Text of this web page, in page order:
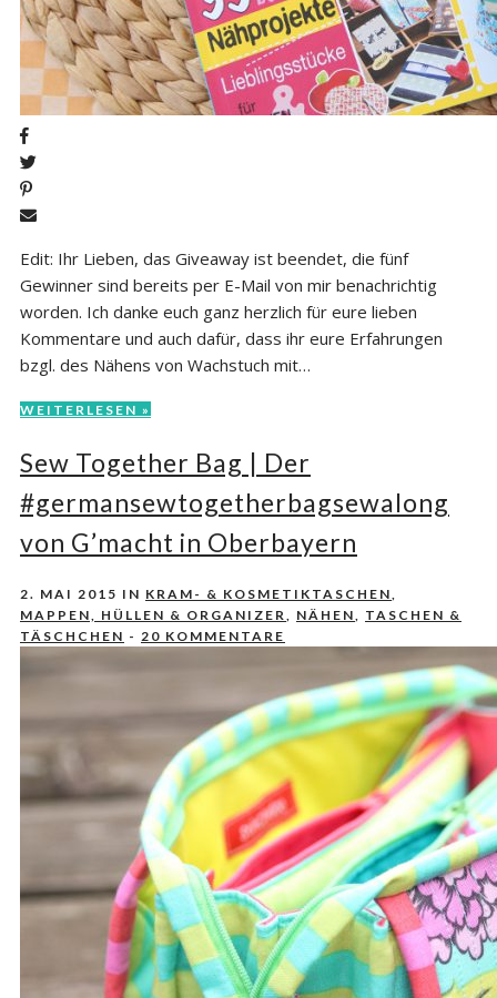
Edit: Ihr Lieben, das Giveaway ist beendet, die fünf
Gewinner sind bereits per E-Mail von mir benachrichtig
worden. Ich danke euch ganz herzlich für eure lieben
Kommentare und auch dafür, dass ihr eure Erfahrungen
bzgl. des Nähens von Wachstuch mit…
WEITERLESEN »
Sew Together Bag | Der
#germansewtogetherbagsewalong
von G’macht in Oberbayern
2. MAI 2015 IN KRAM- & KOSMETIKTASCHEN,
MAPPEN, HÜLLEN & ORGANIZER, NÄHEN, TASCHEN &
TÄSCHCHEN - 20 KOMMENTARE